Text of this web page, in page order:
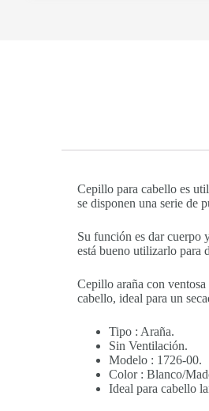
Cepillo para cabello es
se disponen una serie de
Su función es dar cuerpo
está bueno utilizarlo para
Cepillo araña con ventosa
cabello, ideal para un
Tipo : Araña.
Sin Ventilación.
Modelo : 1726-00.
Color : Blanco/
Ideal para cabello